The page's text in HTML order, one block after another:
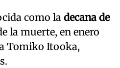
como la decana de
la muerte, en enero
Tomiko Itooka,